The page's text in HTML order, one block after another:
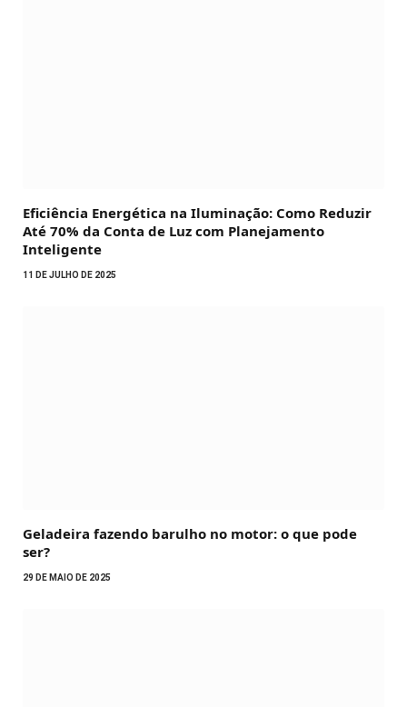
Eficiência Energética na Iluminação: Como Reduzir
Até 70% da Conta de Luz com Planejamento
Inteligente
11 DE JULHO DE 2025
Geladeira fazendo barulho no motor: o que pode
ser?
29 DE MAIO DE 2025